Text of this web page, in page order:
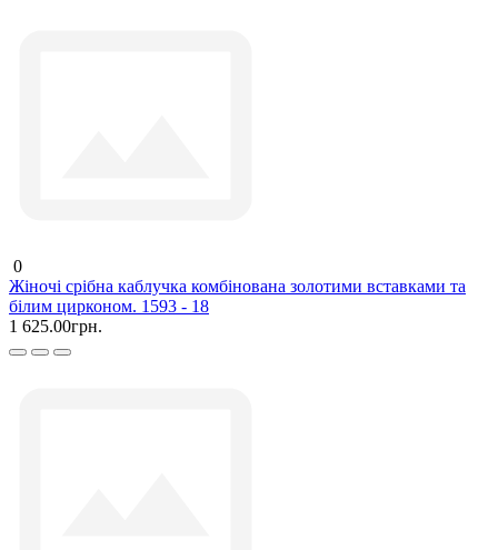
0
Жіночі срібна каблучка комбінована золотими вставками та
білим цирконом. 1593 - 18
1 625.00грн.